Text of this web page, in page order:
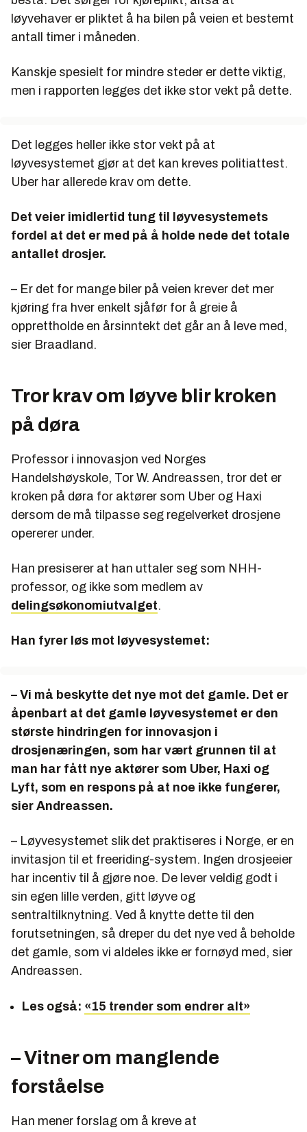
løyvehaver er pliktet å ha bilen på veien et bestemt
antall timer i måneden.
Kanskje spesielt for mindre steder er dette viktig,
men i rapporten legges det ikke stor vekt på dette.
Det legges heller ikke stor vekt på at
løyvesystemet gjør at det kan kreves politiattest.
Uber har allerede krav om dette.
Det veier imidlertid tung til løyvesystemets
fordel at det er med på å holde nede det totale
antallet drosjer.
– Er det for mange biler på veien krever det mer
kjøring fra hver enkelt sjåfør for å greie å
opprettholde en årsinntekt det går an å leve med,
sier Braadland.
Tror krav om løyve blir kroken
på døra
Professor i innovasjon ved Norges
Handelshøyskole, Tor W. Andreassen, tror det er
kroken på døra for aktører som Uber og Haxi
dersom de må tilpasse seg regelverket drosjene
opererer under.
Han presiserer at han uttaler seg som NHH-
professor, og ikke som medlem av
delingsøkonomiutvalget.
Han fyrer løs mot løyvesystemet:
– Vi må beskytte det nye mot det gamle. Det er
åpenbart at det gamle løyvesystemet er den
største hindringen for innovasjon i
drosjenæringen, som har vært grunnen til at
man har fått nye aktører som Uber, Haxi og
Lyft, som en respons på at noe ikke fungerer,
sier Andreassen.
– Løyvesystemet slik det praktiseres i Norge, er en
invitasjon til et freeriding-system. Ingen drosjeeier
har incentiv til å gjøre noe. De lever veldig godt i
sin egen lille verden, gitt løyve og
sentraltilknytning. Ved å knytte dette til den
forutsetningen, så dreper du det nye ved å beholde
det gamle, som vi aldeles ikke er fornøyd med, sier
Andreassen.
Les også: «15 trender som endrer alt»
– Vitner om manglende
forståelse
Han mener forslag om å kreve at